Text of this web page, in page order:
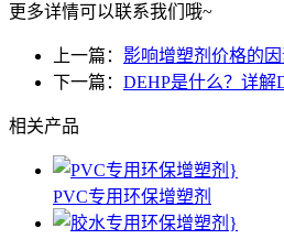
更多详情可以联系我们哦~
上一篇： 影响增塑剂价格的因
下一篇： DEHP是什么？详解
相关产品
PVC专用环保增塑剂